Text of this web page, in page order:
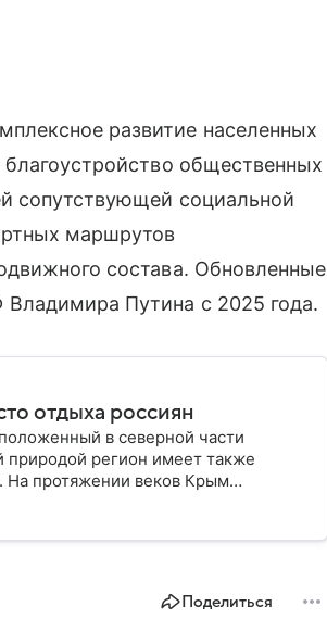
развитие населенных
общественных
сопутствующей социальной
маршрутов
состава. Обновленные
Путина с 2025 года.
отдыха россиян
в северной части
природой регион имеет также
На протяжении веков Крым
положение сделало полуостров
Поделиться